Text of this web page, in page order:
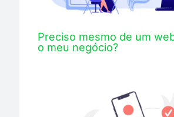
Preciso mesmo de um
o meu negócio?